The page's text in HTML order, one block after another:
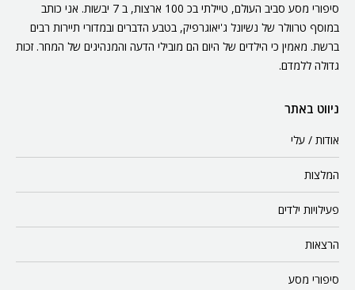
סיפורי מסע סביב העולם, טיילתי בכ 100 ארצות, ב 7 יבשות. אני כותב
במוסף טרוולר של נשיונל ג'יאוגרפיק, בטבע הדברים ובמדורי תיירות רבים
ברשת. מאמין כי הילדים של היום הם מובילי הדעה והמנהיגים של המחר. זכות
גדולה ללמדם.
ניווט באתר
אודות / עלי
המלצות
פעילויות ילדים
הרצאות
סיפורי מסע